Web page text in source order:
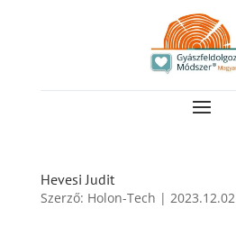
Hevesi Judit
Szerző: Holon-Tech | 2023.12.02